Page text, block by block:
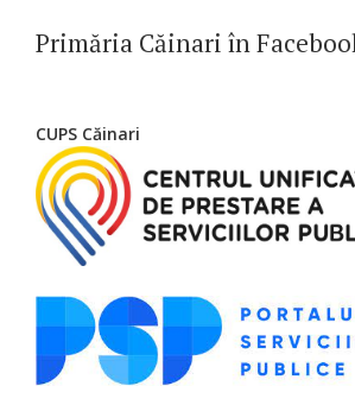
Primăria Căinari în
CUPS Căinari